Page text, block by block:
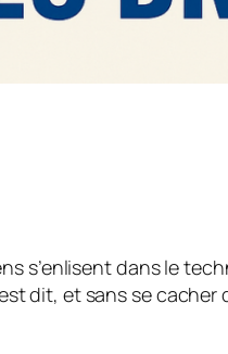
s’enlisent dans le
dit, et sans se cacher